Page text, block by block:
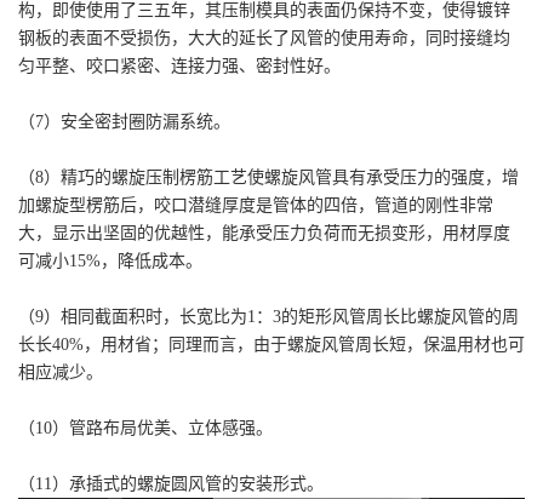
构，即使使用了三五年，其压制模具的表面仍保持不变，使得镀锌
钢板的表面不受损伤，大大的延长了风管的使用寿命，同时接缝均
匀平整、咬口紧密、连接力强、密封性好。
（7）安全密封圈防漏系统。
（8）精巧的螺旋压制楞筋工艺使螺旋风管具有承受压力的强度，增
加螺旋型楞筋后，咬口潜缝厚度是管体的四倍，管道的刚性非常
大，显示出坚固的优越性，能承受压力负荷而无损变形，用材厚度
可减小15%，降低成本。
（9）相同截面积时，长宽比为1：3的矩形风管周长比螺旋风管的周
长长40%，用材省；同理而言，由于螺旋风管周长短，保温用材也可
相应减少。
（10）管路布局优美、立体感强。
（11）承插式的螺旋圆风管的安装形式。